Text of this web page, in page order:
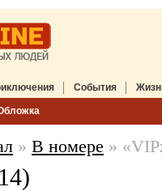
События
» В номере »